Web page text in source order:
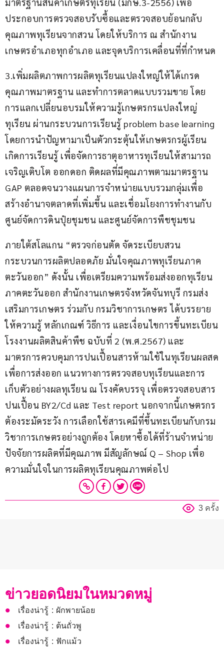
มาตรฐานสินค้าเกษตรทุเรียน (มกษ.3-2556) เพื่อ
ประกอบการตรวจสอบรับซื้อและตรวจสอบย้อนกลับ
คุณภาพทุเรียนจากสวน โดยให้บริการ ณ สำนักงาน
เกษตรอำเภอทุกอำเภอ และจุดบริการเคลื่อนที่ที่กำหนด
3.เพิ่มผลิตภาพการผลิตทุเรียนแปลงใหญ่ให้ได้เกรด
คุณภาพมาตรฐาน และทำการตลาดแบบรวมขาย โดย
การแลกเปลี่ยนอบรมให้ความรู้เกษตรกรแปลงใหญ่
ทุเรียน ผ่านกระบวนการเรียนรู้ problem base learning
โดยการนำปัญหามาเป็นตัวกระตุ้นให้เกษตรกรผู้เรียน
เกิดการเรียนรู้ เพื่อจัดการธาตุอาหารทุเรียนให้สามารถ
เจริญเติบโต ออกดอก ติดผลที่มีคุณภาพตามมาตรฐาน
GAP ตลอดจนวางแผนการจำหน่ายแบบรวมกลุ่มเพื่อ
สร้างอำนาจตลาดที่เพิ่มขึ้น และเชื่อมโยงการทำงานกับ
ศูนย์จัดการดินปุ๋ยชุมชน และศูนย์จัดการพืชชุมชน
ภายใต้สโลแกน “ตรวจก่อนตัด จัดระเบียบสวน
กระบวนการผลิตปลอดภัย มั่นใจคุณภาพทุเรียนภาค
ตะวันออก” ดังนั้น เพื่อเตรียมความพร้อมส่งออกทุเรียน
ภาคตะวันออก สำนักงานเกษตรจังหวัดจันทบุรี กรมส่ง
เสริมการเกษตร ร่วมกับ กรมวิชาการเกษตร ได้บรรยาย
ให้ความรู้ หลักเกณฑ์ วิธีการ และเงื่อนไขการขึ้นทะเบียน
โรงงานผลิตสินค้าพืช ฉบับที่ 2 (พ.ศ.2567) และ
มาตรการควบคุมการปนเปื้อนสารห้ามใช้ในทุเรียนผลสด
เพื่อการส่งออก แนวทางการตรวจสอบทุเรียนและการ
เก็บตัวอย่างผลทุเรียน ณ โรงคัดบรรจุ เพื่อตรวจสอบสาร
ปนเปื้อน BY2/Cd และ Test report นอกจากนี้เกษตรกร
ต้องระมัดระวัง การเลือกใช้สารเคมีที่ขึ้นทะเบียนกับกรม
วิชาการเกษตรอย่างถูกต้อง โดยหาซื้อได้ที่ร้านจำหน่าย
ปัจจัยการผลิตที่มีคุณภาพ มีสัญลักษณ์ Q – Shop เพื่อ
ความมั่นใจในการผลิตทุเรียนคุณภาพต่อไป
3 ครั้ง
ข่าวยอดนิยมในหมวดหมู่
เรื่องน่ารู้ : ผักพายน้อย
เรื่องน่ารู้ : ต้นถั่วพู
เรื่องน่ารู้ : ฟักแม้ว